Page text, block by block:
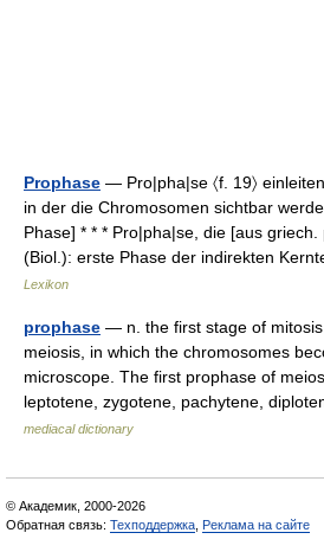
Prophase — Pro|pha|se 〈f. 19〉
in der die Chromosomen sichtbar
Phase] * * * Pro|pha|se, die [aus
(Biol.): erste Phase der indirekten
Lexikon
prophase — n. the first stage of
meiosis, in which the chromosomes
microscope. The first prophase of
leptotene, zygotene, pachytene,
mediacal dictionary
© Академик, 2000-2026
Обратная связь: Техподдержка Реклама на сайте